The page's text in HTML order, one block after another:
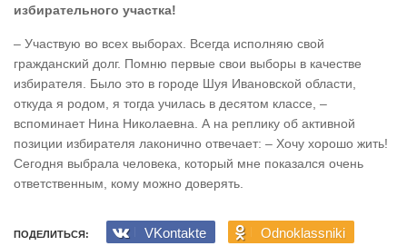
избирательного участка!
– Участвую во всех выборах. Всегда исполняю свой
гражданский долг. Помню первые свои выборы в качестве
избирателя. Было это в городе Шуя Ивановской области,
откуда я родом, я тогда училась в десятом классе, –
вспоминает Нина Николаевна. А на реплику об активной
позиции избирателя лаконично отвечает: – Хочу хорошо жить!
Сегодня выбрала человека, который мне показался очень
ответственным, кому можно доверять.
ПОДЕЛИТЬСЯ: VKontakte Odnoklassniki